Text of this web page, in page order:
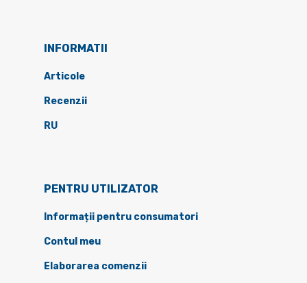
INFORMATII
Articole
Recenzii
RU
PENTRU UTILIZATOR
Informații pentru consumatori
Contul meu
Elaborarea comenzii